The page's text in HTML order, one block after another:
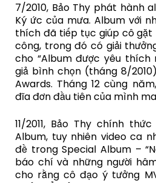
7/2010, Bảo Thy phát hành
Ký ức của mưa. Album với
thích đã tiếp tục giúp cô gặt
công, trong đó có giải
cho “Album được yêu thích
giả bình chọn (tháng 8/
Awards. Tháng 12 cùng
đĩa đơn đầu tiên của mình
11/2011, Bảo Thy chính
Album, tuy nhiên video ca
đề trong Special Album –
báo chí và những người
cho rằng cô đạo ý tưởng